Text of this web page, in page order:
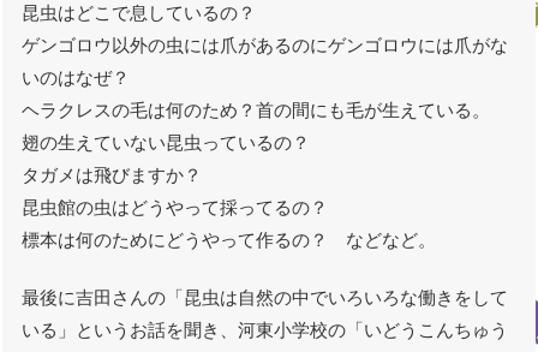
昆虫はどこで息しているの？
ゲンゴロウ以外の虫には爪があるのにゲンゴロウには爪がな
いのはなぜ？
ヘラクレスの毛は何のため？首の間にも毛が生えている。
翅の生えていない昆虫っているの？
タガメは飛びますか？
昆虫館の虫はどうやって採ってるの？
標本は何のためにどうやって作るの？ などなど。
最後に吉田さんの「昆虫は自然の中でいろいろな働きをして
いる」というお話を聞き、河東小学校の「いどうこんちゅう